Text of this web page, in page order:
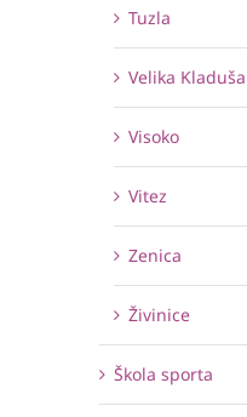
Tuzla
Velika Kladuša
Visoko
Vitez
Zenica
Živinice
Škola sporta